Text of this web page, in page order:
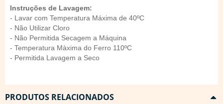
Instruções de Lavagem:
- Lavar com Temperatura Máxima de 40ºC
- Não Utilizar Cloro
- Não Permitida Secagem a Máquina
- Temperatura Màxima do Ferro 110ºC
- Permitida Lavagem a Seco
PRODUTOS RELACIONADOS